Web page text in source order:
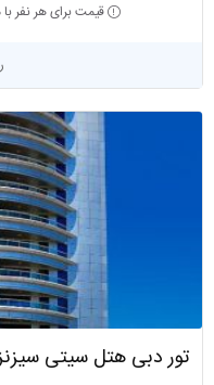
قیمت برای هر نفر
تور دبی هتل سیتی